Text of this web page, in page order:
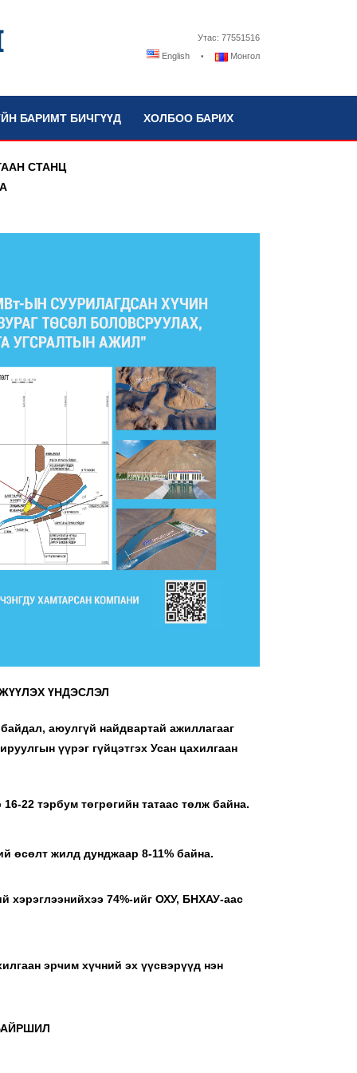
Утас: 77551516
English
Монгол
БАРИМТ БИЧГҮҮД ХОЛБОО БАРИХ
СТАНЦ
ҮНДЭСЛЭЛ
аюулгүй найдвартай ажиллагааг
үүрэг гүйцэтгэх Усан цахилгаан
22 тэрбум төгрөгийн татаас төлж байна.
өсөлт жилд дунджаар 8-11% байна.
хэрэглээнийхээ 74%-ийг ОХУ, БНХАУ-аас
эрчим хүчний эх үүсвэрүүд нэн